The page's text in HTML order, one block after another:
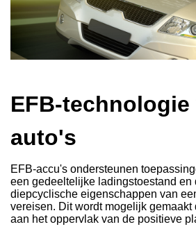
EFB-
auto's
EFB-accu's ondersteunen
een gedeeltelijke ladingstoestand en
diepcyclische eigenschappen van
vereisen. Dit wordt mogelijk gemaakt
aan het oppervlak van de positieve